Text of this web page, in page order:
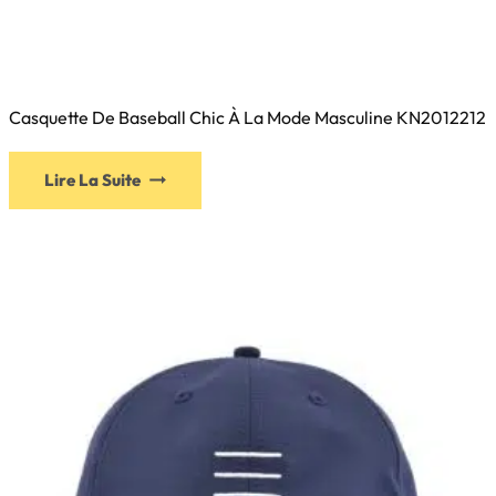
Casquette De Baseball Chic À La Mode Masculine KN2012212
Lire La Suite
peuvent
la